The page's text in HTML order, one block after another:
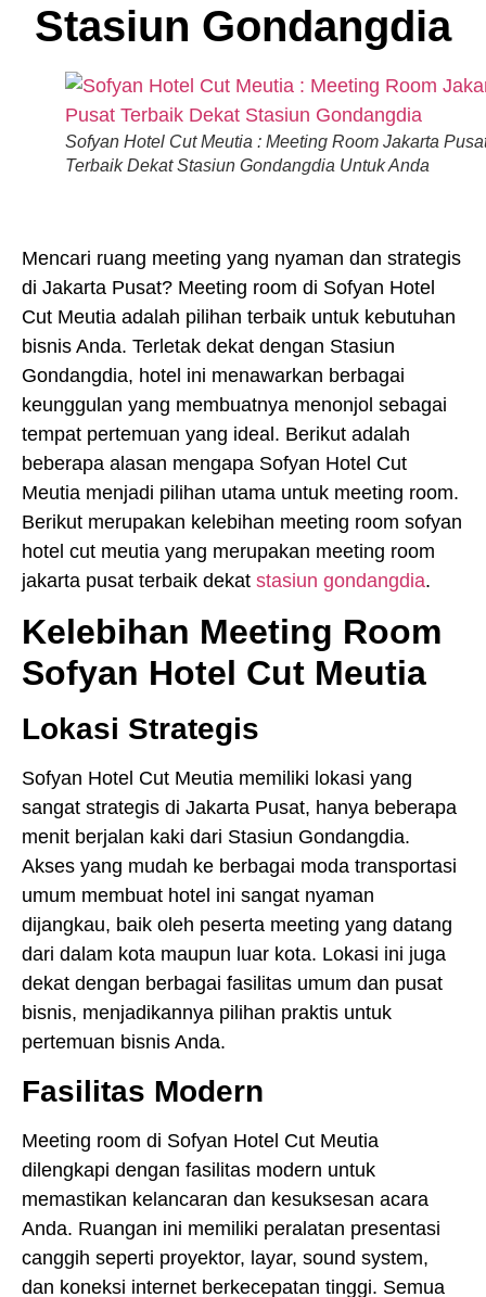
Stasiun Gondangdia
Sofyan Hotel Cut Meutia : Meeting Room Jakarta
Terbaik Dekat Stasiun Gondangdia Untuk Anda
Mencari ruang meeting yang nyaman dan strategis
di Jakarta Pusat? Meeting room di Sofyan Hotel
Cut Meutia adalah pilihan terbaik untuk kebutuhan
bisnis Anda. Terletak dekat dengan Stasiun
Gondangdia, hotel ini menawarkan berbagai
keunggulan yang membuatnya menonjol sebagai
tempat pertemuan yang ideal. Berikut adalah
beberapa alasan mengapa Sofyan Hotel Cut
Meutia menjadi pilihan utama untuk meeting room.
Berikut merupakan kelebihan meeting room sofyan
hotel cut meutia yang merupakan meeting room
jakarta pusat terbaik dekat stasiun gondangdia.
Kelebihan Meeting Room
Sofyan Hotel Cut Meutia
Lokasi Strategis
Sofyan Hotel Cut Meutia memiliki lokasi yang
sangat strategis di Jakarta Pusat, hanya beberapa
menit berjalan kaki dari Stasiun Gondangdia.
Akses yang mudah ke berbagai moda transportasi
umum membuat hotel ini sangat nyaman
dijangkau, baik oleh peserta meeting yang datang
dari dalam kota maupun luar kota. Lokasi ini juga
dekat dengan berbagai fasilitas umum dan pusat
bisnis, menjadikannya pilihan praktis untuk
pertemuan bisnis Anda.
Fasilitas Modern
Meeting room di Sofyan Hotel Cut Meutia
dilengkapi dengan fasilitas modern untuk
memastikan kelancaran dan kesuksesan acara
Anda. Ruangan ini memiliki peralatan presentasi
canggih seperti proyektor, layar, sound system,
dan koneksi internet berkecepatan tinggi. Semua